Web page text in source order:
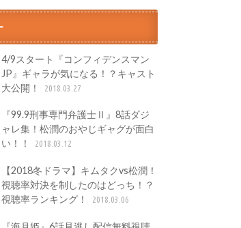
4/9スタート『コンフィデンスマン
JP』ギャラが気になる！？キャスト
大公開！
2018.03.27
『99.9刑事専門弁護士Ⅱ』8話ダジ
ャレ集！松潤のおやじギャグが面白
い！！
2018.03.12
【2018冬ドラマ】キムタクvs松潤！
視聴率対決を制したのはどっち！？
視聴率ランキング！
2018.03.06